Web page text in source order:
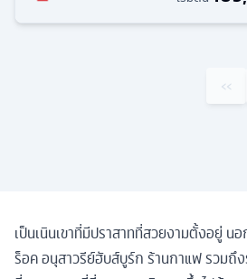
‹‹
เป็นเนินเขาที่มีปราสาทที่สวยงามตั้งอยู่ น
ร็อค อนุสาวรีย์ฮับส์บูร์ก ร้านกาแฟ รวมถึ